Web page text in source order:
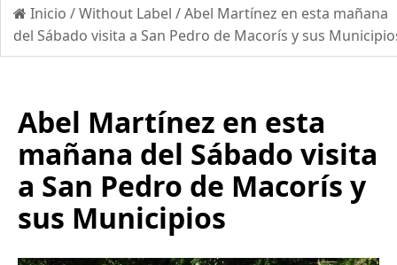
Inicio /Without Label /Abel Martínez en esta mañana
del Sábado visita a San Pedro de Macorís y sus
Abel Martínez en esta
mañana del Sábado visita
a San Pedro de Macorís y
sus Municipios